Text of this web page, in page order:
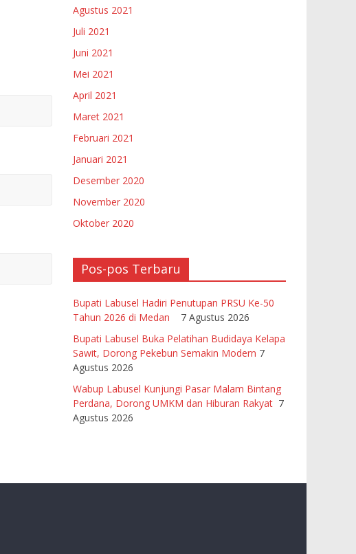
Agustus 2021
Juli 2021
Juni 2021
Mei 2021
April 2021
Maret 2021
Februari 2021
Januari 2021
Desember 2020
November 2020
Oktober 2020
Pos-pos Terbaru
Bupati Labusel Hadiri Penutupan PRSU Ke-50
Tahun 2026 di Medan
7 Agustus 2026
Bupati Labusel Buka Pelatihan Budidaya Kelapa
Sawit, Dorong Pekebun Semakin Modern 7
Agustus 2026
Wabup Labusel Kunjungi Pasar Malam Bintang
Perdana, Dorong UMKM dan Hiburan Rakyat 7
Agustus 2026